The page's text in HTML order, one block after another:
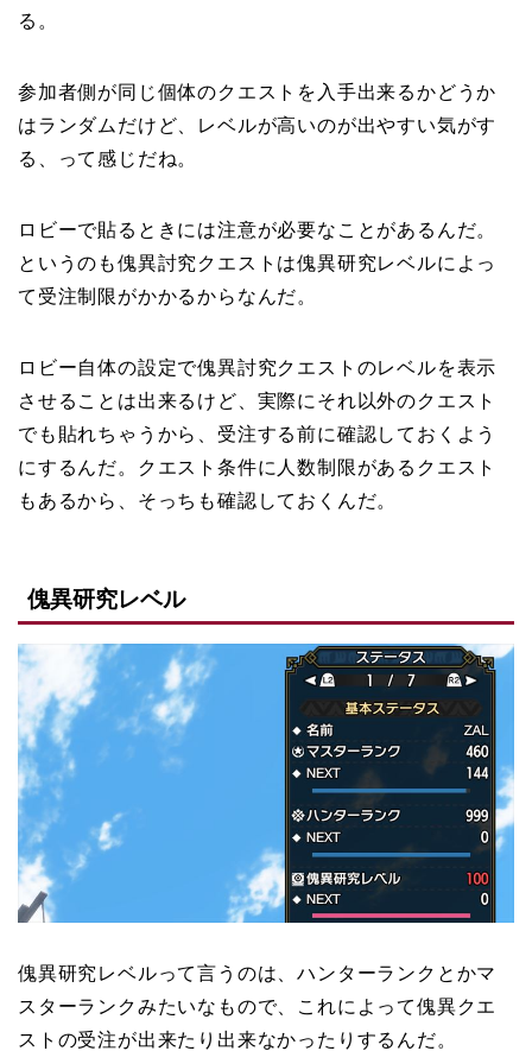
る。
参加者側が同じ個体のクエストを入手出来るかどうか
はランダムだけど、レベルが高いのが出やすい気がす
る、って感じだね。
ロビーで貼るときには注意が必要なことがあるんだ。
というのも傀異討究クエストは傀異研究レベルによっ
て受注制限がかかるからなんだ。
ロビー自体の設定で傀異討究クエストのレベルを表示
させることは出来るけど、実際にそれ以外のクエスト
でも貼れちゃうから、受注する前に確認しておくよう
にするんだ。クエスト条件に人数制限があるクエスト
もあるから、そっちも確認しておくんだ。
傀異研究レベル
傀異研究レベルって言うのは、ハンターランクとかマ
スターランクみたいなもので、これによって傀異クエ
ストの受注が出来たり出来なかったりするんだ。